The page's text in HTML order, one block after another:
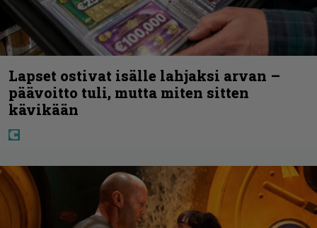
Lapset ostivat isälle lahjaksi arvan –
päävoitto tuli, mutta miten sitten
kävikään